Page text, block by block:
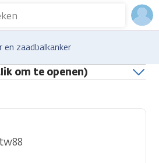
en zaadbalkanker
om te openen)